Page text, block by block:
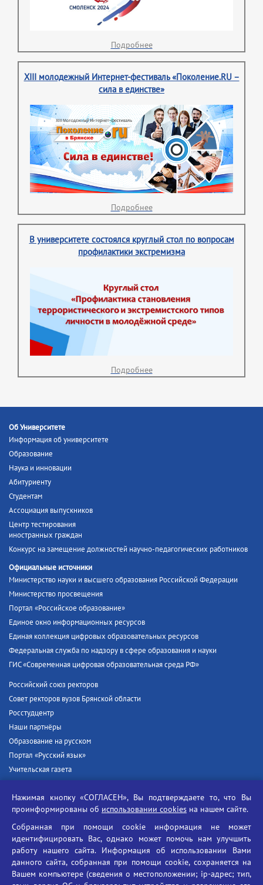
Подробнее
XIII молодежный Интернет-фестиваль «Поколение.RU –
сила в единстве»
Подробнее
В университете состоялся круглый стол по вопросам
профилактики экстремизма
Подробнее
Об Университете
Информация об университете
Образование
Наука и инновации
Абитуриенту
Студентам
Ассоциация выпускников
Центр тестирования
иностранных граждан
Конкурс на замещение должностей научно-педагогических работников
Официальные источники
Министерство науки и высшего образования Российской Федерации
Министерство просвещения
Портал «Российское образование»
Единое окно информационных ресурсов
Единая коллекция цифровых образовательных ресурсов
Федеральная служба по надзору в сфере образования и науки
ГИС «Современная цифровая образовательная среда РФ»
Российский союз ректоров
Совет ректоров вузов Брянской области
Росстудцентр
Наши партнёры
Образование на русском
Портал «Русский язык»
Учительская газета
Единый портал государственных услуг
Противодействие угрозам информационной безопасности
Социальные ролики - Генеральная прокуратура РФ
Противодействие коррупции
БГУ против наркотиков
Нажимая кнопку «СОГЛАСЕН», Вы подтверждаете то, что Вы
проинформированы об использовании cookies на нашем сайте.
Собранная при помощи cookie информация не может
идентифицировать Вас, однако может помочь нам улучшить
работу нашего сайта. Информация об использовании Вами
данного сайта, собранная при помощи cookie, сохраняется на
Вашем компьютере (сведения о местоположении; ip-адрес; тип,